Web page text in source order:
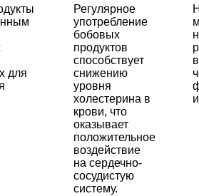
для
Регулярное
употребление
бобовых
продуктов
способствует
снижению
уровня
холестерина в
крови, что
оказывает
положительное
воздействие
на сердечно-
сосудистую
систему.